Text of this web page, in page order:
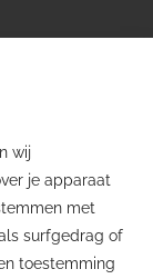
wij
je apparaat
met
surfgedrag of
toestemming